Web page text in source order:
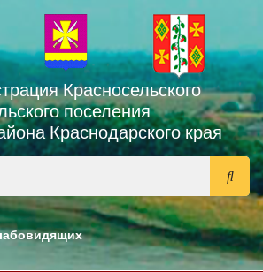
Красносельского
поселения
Краснодарского края